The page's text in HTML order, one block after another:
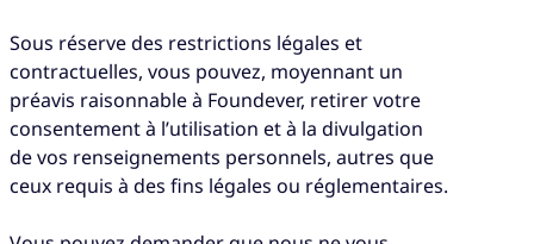
Sous réserve des restrictions légales et
contractuelles, vous pouvez, moyennant un
préavis raisonnable à Foundever, retirer votre
consentement à l’utilisation et à la divulgation
de vos renseignements personnels, autres que
ceux requis à des fins légales ou réglementaires.